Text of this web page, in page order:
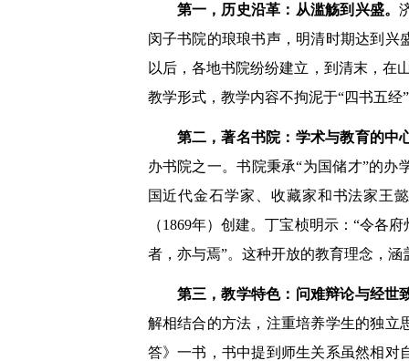
第一，历史沿革：从滥觞到兴盛。
闵子书院的琅琅书声，明清时期达到
以后，各地书院纷纷建立，到清末，在
教学形式，教学内容不拘泥于“四书五
第二，著名书院：学术与教育的中
办书院之一。书院秉承“为国储才”的
国近代金石学家、收藏家和书法家王
（1869年）创建。丁宝桢明示：“令各
者，亦与焉”。这种开放的教育理念，
第三，教学特色：问难辩论与经世
解相结合的方法，注重培养学生的独立
答》一书，书中提到师生关系虽然相对